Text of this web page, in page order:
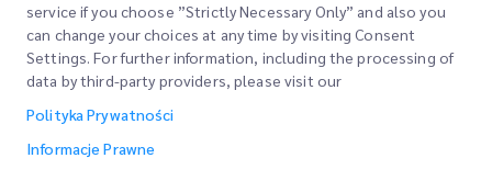
Szybkie Linki
Lokalizacje Biur
Poproś o Wycenę
Firma
O Nas
Nasze Usługi
service if you choose ”Strictly Necessary Only” and also you
can change your choices at any time by visiting Consent
Settings. For further information, including the processing of
data by third-party providers, please visit our
Polityka Prywatności
Informacje Prawne